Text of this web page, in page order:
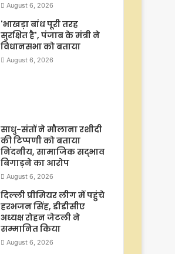
August 6, 2026
'भाखड़ा बांध पूरी तरह
सुरक्षित है', पंजाब के मंत्री ने
विधानसभा को बताया
August 6, 2026
साधु-संतों ने मौलाना रशीदी
की टिप्‍पणी को बताया
निंदनीय, सामाजिक सद्भाव
बिगाड़ने का आरोप
August 6, 2026
दिल्ली प्रीमियर लीग में पहुंचे
हरभजन सिंह, डीडीसीए
अध्यक्ष रोहन जेटली ने
सम्मानित किया
August 6, 2026